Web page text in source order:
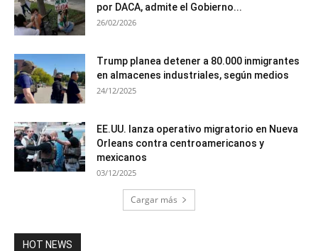
por DACA, admite el Gobierno...
26/02/2026
Trump planea detener a 80.000 inmigrantes
en almacenes industriales, según medios
24/12/2025
EE.UU. lanza operativo migratorio en Nueva
Orleans contra centroamericanos y
mexicanos
03/12/2025
Cargar más
HOT NEWS